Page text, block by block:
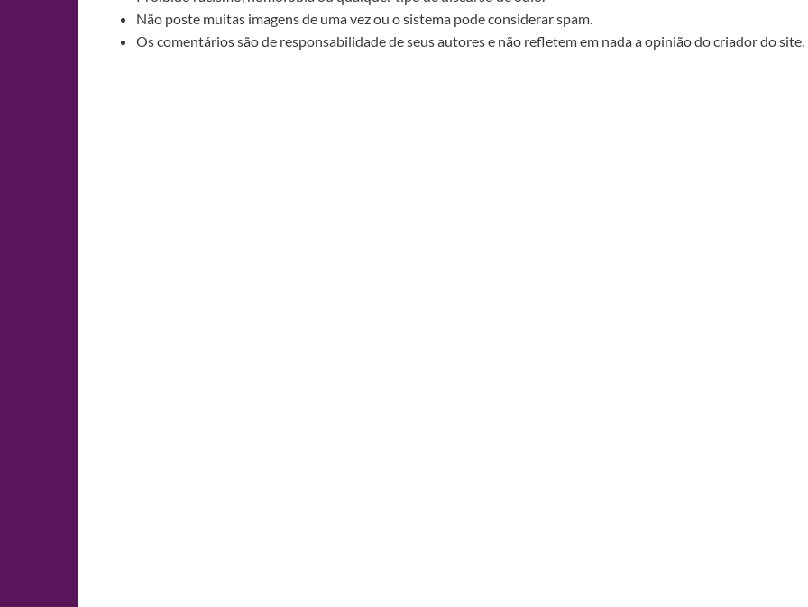
Não poste muitas imagens de uma vez ou o sistema pode considerar spam.
Os comentários são de responsabilidade de seus autores e não refletem em nada a opinião do criador do site.